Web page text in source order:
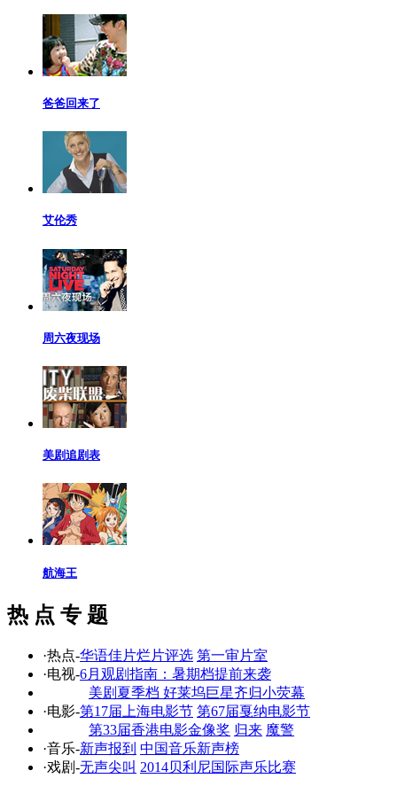
爸爸回来了
艾伦秀
周六夜现场
美剧追剧表
航海王
热 点 专 题
·热点-华语佳片烂片评选 第一审片室
·电视-6月观剧指南：暑期档提前来袭
美剧夏季档 好莱坞巨星齐归小荧幕
·电影-第17届上海电影节 第67届戛纳电影节
第33届香港电影金像奖 归来 魔警
·音乐-新声报到 中国音乐新声榜
·戏剧-无声尖叫 2014贝利尼国际声乐比赛